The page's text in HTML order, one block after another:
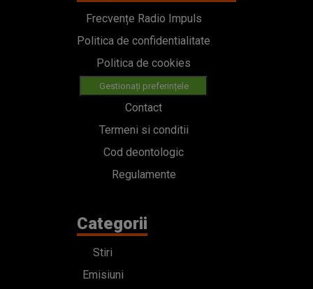
Frecvențe Radio Impuls
Politica de confidentialitate
Politica de cookies
Gestionați preferințele
Contact
Termeni si conditii
Cod deontologic
Regulamente
Categorii
Stiri
Emisiuni